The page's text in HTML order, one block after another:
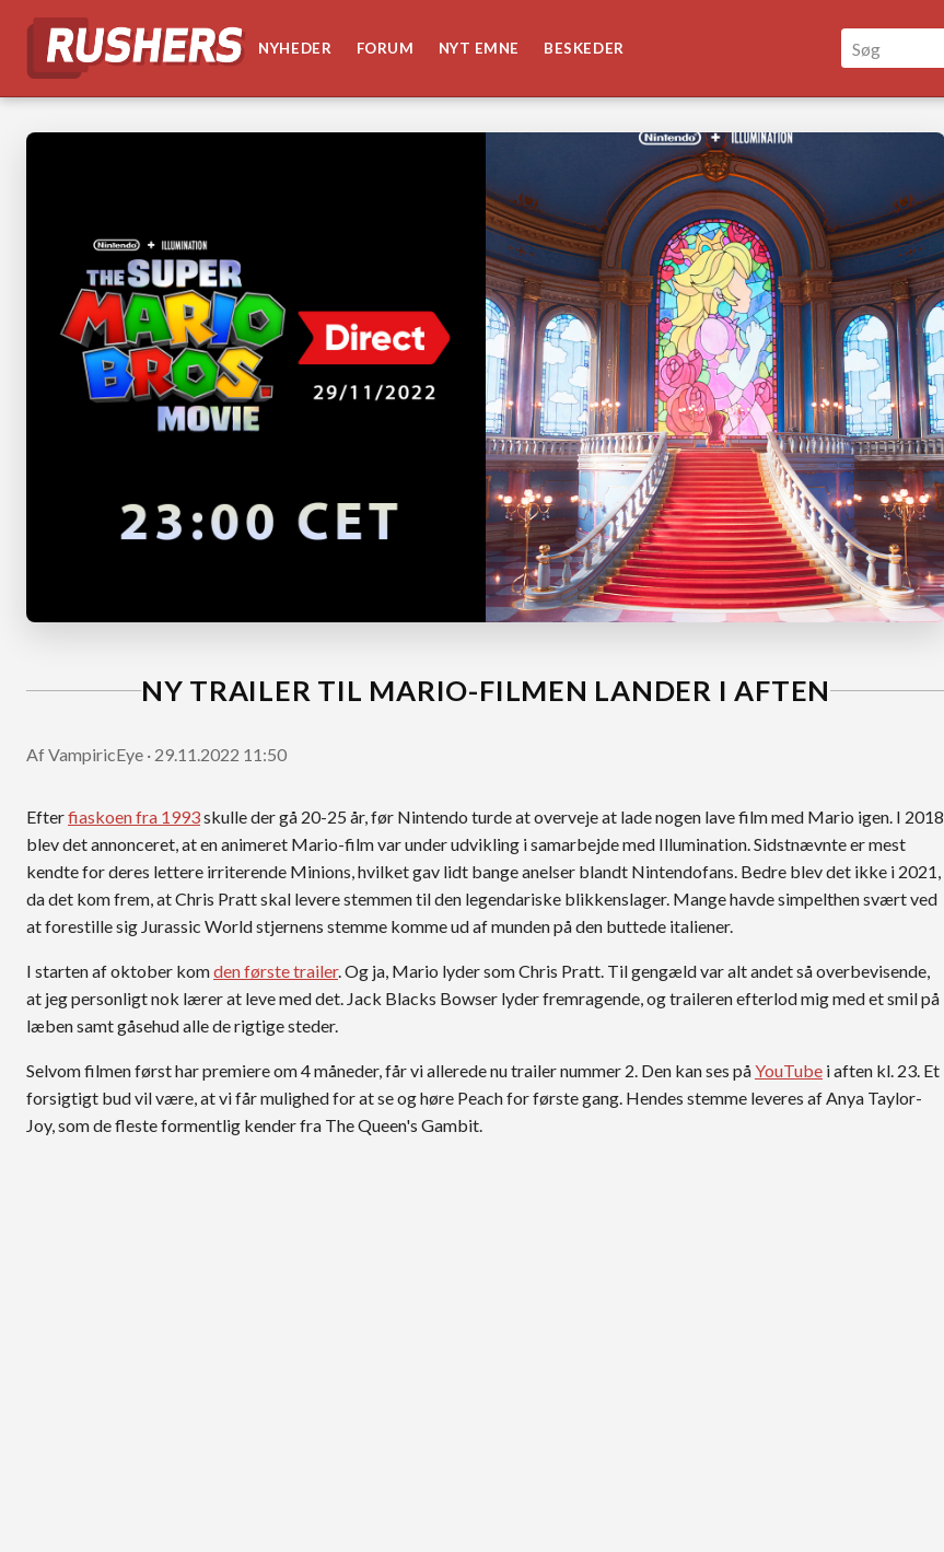
NYHEDER FORUM NYT EMNE BESKEDER
NY TRAILER TIL MARIO-FILMEN LANDER I AFTEN
Af VampiricEye · 29.11.2022 11:50
Efterfiaskoen fra 1993skulle der gå 20-25 år, før Nintendo turde at overveje at lade nogen lave film med Mario igen. I 2018
blev det annonceret, at en animeret Mario-film var under udvikling i samarbejde med Illumination. Sidstnævnte er mest
kendte for deres lettere irriterende Minions, hvilket gav lidt bange anelser blandt Nintendofans. Bedre blev det ikke i 2021,
da det kom frem, at Chris Pratt skal levere stemmen til den legendariske blikkenslager. Mange havde simpelthen svært ved
at forestille sig Jurassic World stjernens stemme komme ud af munden på den buttede italiener.
I starten af oktober komden første trailer. Og ja, Mario lyder som Chris Pratt. Til gengæld var alt andet så overbevisende,
at jeg personligt nok lærer at leve med det. Jack Blacks Bowser lyder fremragende, og traileren efterlod mig med et smil på
læben samt gåsehud alle de rigtige steder.
Selvom filmen først har premiere om 4 måneder, får vi allerede nu trailer nummer 2. Den kan ses påYouTube i aften kl. 23. Et
forsigtigt bud vil være, at vi får mulighed for at se og høre Peach for første gang. Hendes stemme leveres af Anya Taylor-
Joy, som de fleste formentlig kender fra The Queen's Gambit.